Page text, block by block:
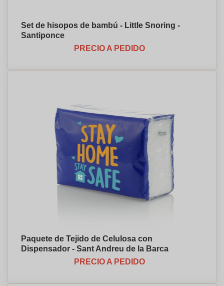
Set de hisopos de bambú - Little Snoring -
Santiponce
PRECIO A PEDIDO
Paquete de Tejido de Celulosa con
Dispensador - Sant Andreu de la Barca
PRECIO A PEDIDO